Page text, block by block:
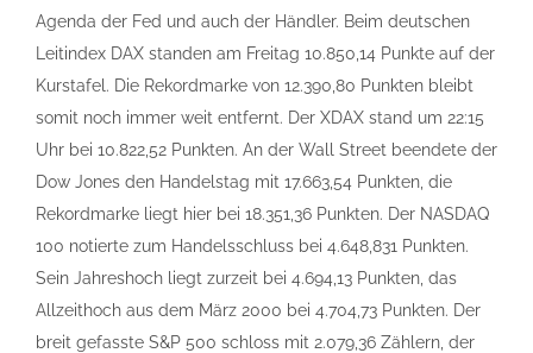
Agenda der Fed und auch der Händler. Beim deutschen
Leitindex DAX standen am Freitag 10.850,14 Punkte auf der
Kurstafel. Die Rekordmarke von 12.390,80 Punkten bleibt
somit noch immer weit entfernt. Der XDAX stand um 22:15
Uhr bei 10.822,52 Punkten. An der Wall Street beendete der
Dow Jones den Handelstag mit 17.663,54 Punkten, die
Rekordmarke liegt hier bei 18.351,36 Punkten. Der NASDAQ
100 notierte zum Handelsschluss bei 4.648,831 Punkten.
Sein Jahreshoch liegt zurzeit bei 4.694,13 Punkten, das
Allzeithoch aus dem März 2000 bei 4.704,73 Punkten. Der
breit gefasste S&P 500 schloss mit 2.079,36 Zählern, der